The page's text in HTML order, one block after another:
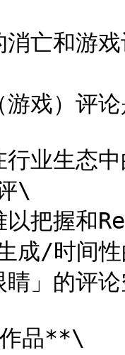
亡和游戏
戏）评
业生态中
\
把握和
成/时间
」的评
作品**\